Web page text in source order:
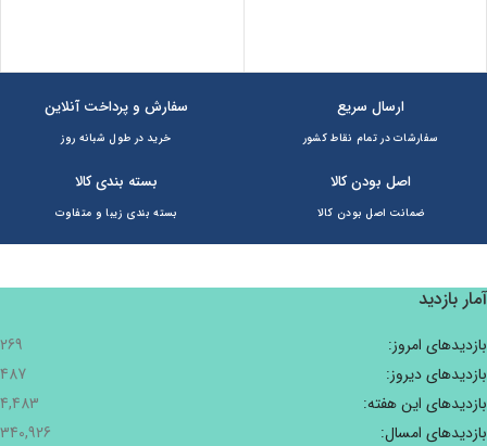
ارسال سریع
سفارشات در تمام نقاط کشور
سفارش و پرداخت آنلاین
خرید در طول شبانه روز
اصل بودن کالا
ضمانت اصل بودن کالا
بسته بندی کالا
بسته بندی زیبا و متفاوت
آمار بازدید
بازدیدهای امروز:
269
بازدیدهای دیروز:
487
بازدیدهای این هفته:
4,483
بازدیدهای امسال:
340,926